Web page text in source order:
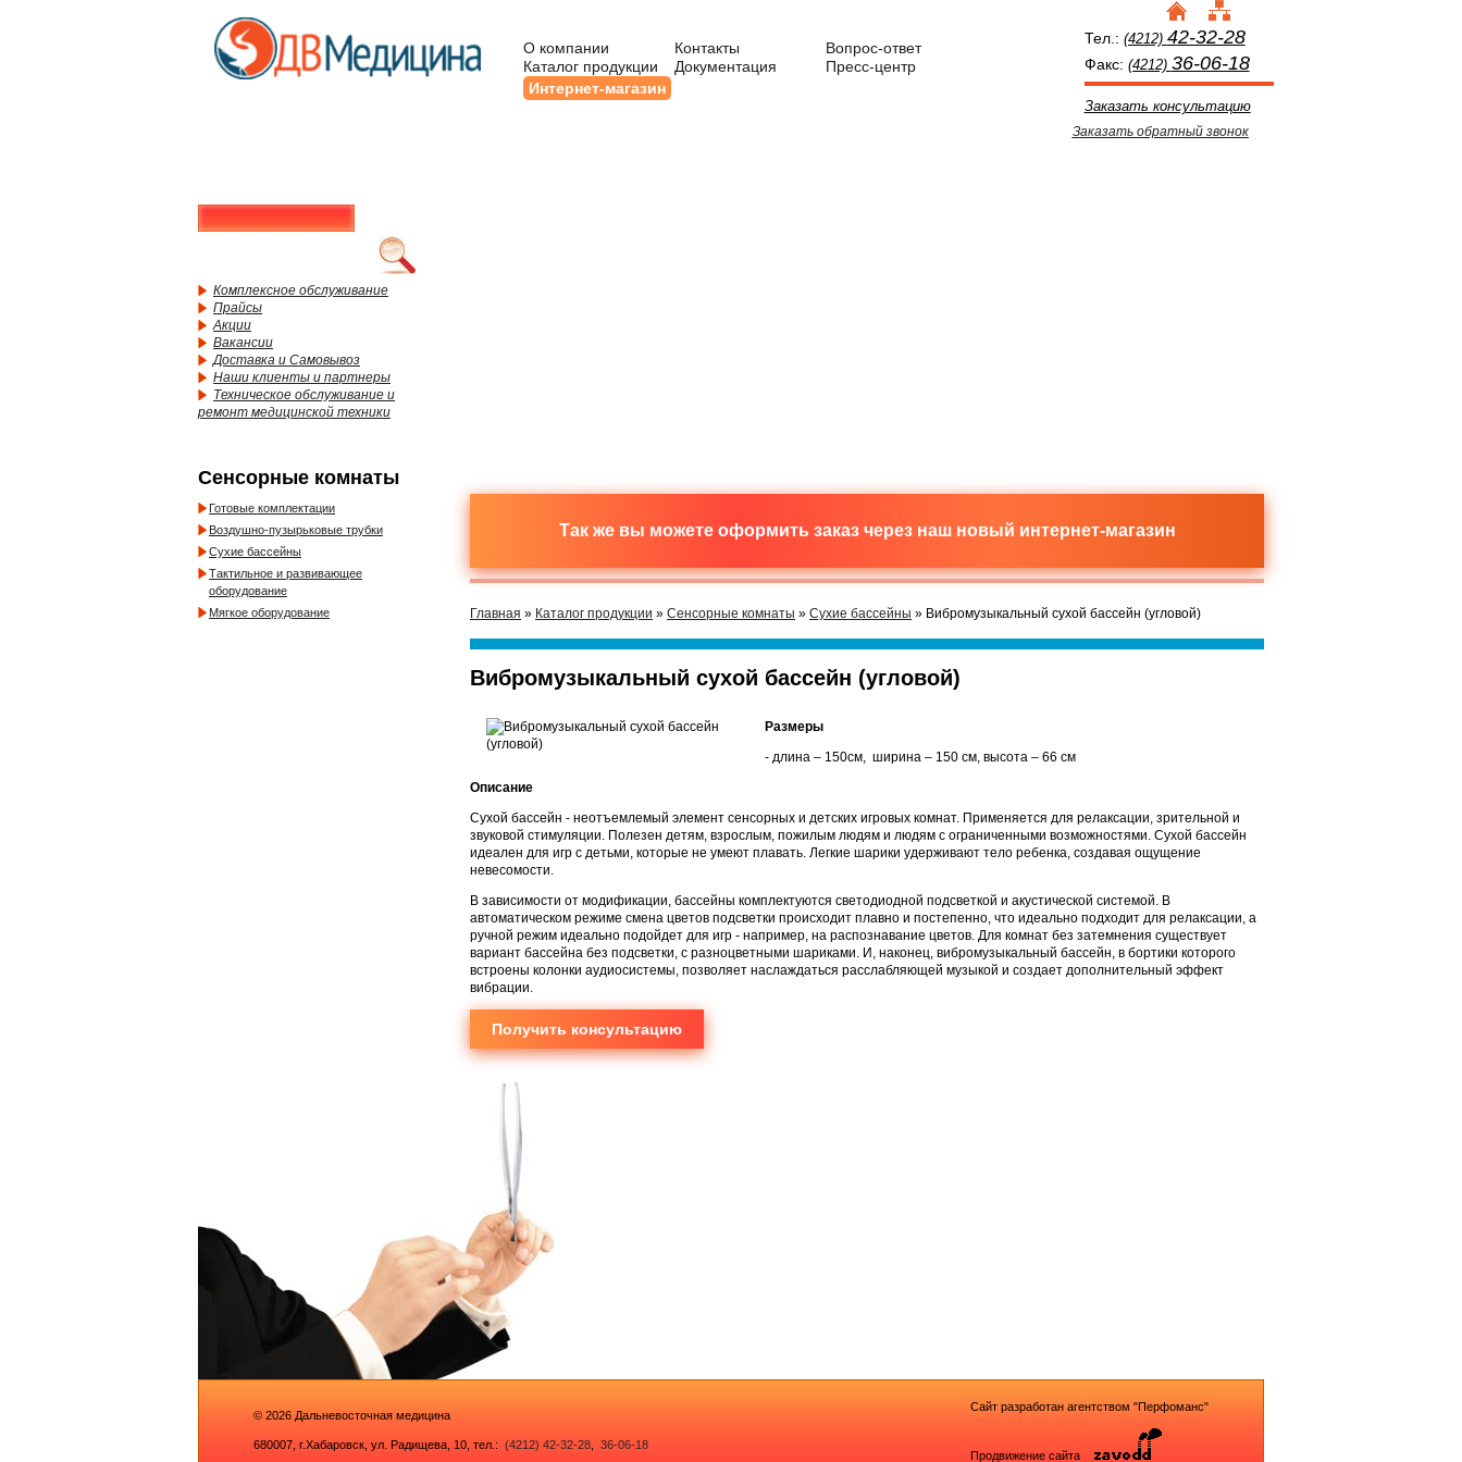
О компании Контакты
Вопрос-ответ
Каталог продукции
Документация
Пресс-центр
Интернет-магазин
Тел.: (4212) 42-32-28
Факс: (4212) 36-06-18
Заказать консультацию
Заказать обратный звонок
Комплексное обслуживание
Прайсы
Акции
Вакансии
Доставка и Самовывоз
Наши клиенты и партнеры
Техническое обслуживание и
ремонт медицинской техники
Сенсорные комнаты
Готовые комплектации
Воздушно-пузырьковые трубки
Сухие бассейны
Тактильное и развивающее
оборудование
Мягкое оборудование
Так же вы можете оформить заказ через наш новый интернет-магазин
Главная » Каталог продукции » Сенсорные комнаты » Сухие бассейны » Вибромузыкальный сухой бассейн (угловой)
Вибромузыкальный сухой бассейн (угловой)
Размеры
- длина – 150см, ширина – 150 см, высота – 66 см
Описание
Сухой бассейн - неотъемлемый элемент сенсорных и детских игровых комнат. Применяется для релаксации, зрительной и
звуковой стимуляции. Полезен детям, взрослым, пожилым людям и людям с ограниченными возможностями. Сухой бассейн
идеален для игр с детьми, которые не умеют плавать. Легкие шарики удерживают тело ребенка, создавая ощущение
невесомости.
В зависимости от модификации, бассейны комплектуются светодиодной подсветкой и акустической системой. В
автоматическом режиме смена цветов подсветки происходит плавно и постепенно, что идеально подходит для релаксации, а
ручной режим идеально подойдет для игр - например, на распознавание цветов. Для комнат без затемнения существует
вариант бассейна без подсветки, с разноцветными шариками. И, наконец, вибромузыкальный бассейн, в бортики которого
встроены колонки аудиосистемы, позволяет наслаждаться расслабляющей музыкой и создает дополнительный эффект
вибрации.
Получить консультацию
© 2026 Дальневосточная медицина
680007, г.Хабаровск, ул. Радищева, 10 , тел.: (4212) 42-32-28 36-06-18
Сайт разработан агентством "Перфоманс"
Продвижение сайта